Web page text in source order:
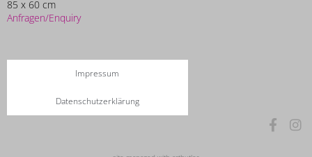
85 x 60 cm
Anfragen/Enquiry
Impressum
Datenschutzerklärung